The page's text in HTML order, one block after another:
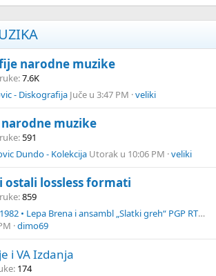
narodne muzike
7.6K
- Diskografija Juče u 3:47 PM veliki
muzike
591
Dundo - Kolekcija Utorak u 10:06 PM veliki
ostali lossless formati
859
Lepa Brena • 1982 • Lepa Brena i ansambl „Slatki greh“ PGP RTB 2110873 Stereo~[WEB FLAC]
dimo69
i VA Izdanja
174